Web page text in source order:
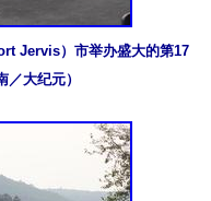
Jervis）市举办盛大的第17
大纪元）